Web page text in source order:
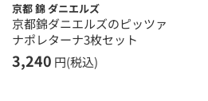
京都 錦 ダニエルズ
京都錦ダニエルズのピッツァ
ナポレターナ3枚セット
3,240 円(税込)